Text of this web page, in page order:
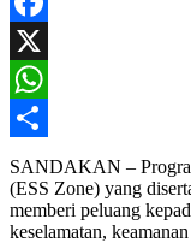
Facebook
X
WhatsApp
Share
SANDAKAN –
(ESS Zone) yang
memberi peluang
keselamatan,